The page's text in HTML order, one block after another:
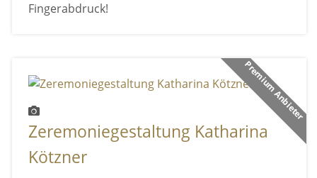
Fingerabdruck!
Premium Anbieter
Zeremoniegestaltung Katharina
Kötzner